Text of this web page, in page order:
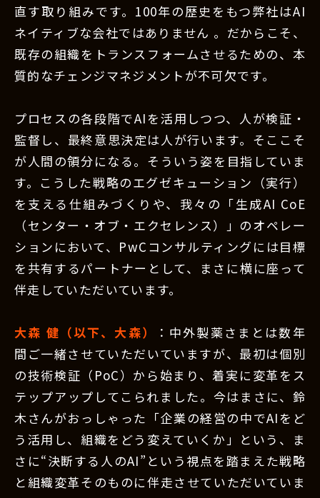
直す取り組みです。100年の歴史をもつ弊社はAI
ネイティブな会社ではありません 。だからこそ、
既存の組織をトランスフォームさせるための、本
質的なチェンジマネジメントが不可欠です。
プロセスの各段階でAIを活用しつつ、人が検証・
監督し、最終意思決定は人が行います。そここそ
が人間の領分になる。そういう姿を目指していま
す。こうした戦略のエグゼキューション（実行）
を支える仕組みづくりや、我々の「生成AI CoE
（センター・オブ・エクセレンス）」のオペレー
ションにおいて、PwCコンサルティングには目標
を共有するパートナーとして、まさに横に座って
伴走していただいています。
大森 健（以下、大森）
：中外製薬さまとは数年
間ご一緒させていただいていますが、最初は個別
の技術検証（PoC）から始まり、着実に変革をス
テップアップしてこられました。今はまさに、鈴
木さんがおっしゃった「企業の経営の中でAIをど
う活用し、組織をどう変えていくか」という、ま
さに“決断する人のAI”という視点を踏まえた戦略
と組織変革そのものに伴走させていただいていま